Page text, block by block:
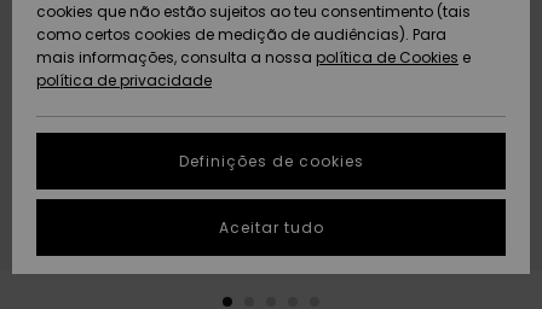
Artigos
recém-
chegados
Coleções
Artigos
recém-
chegados
Highlights
Community
AJUDA
Protecção de
dados
Guia de
tamanhos
conversa para
obteres a
resposta mais
rápida à tua
SUSTAINABILITY
PRESENTE
cookies que não estão sujeitos ao teu consentimento (tais
como certos cookies de medição de audiências). Para
mais informações, consulta a nossa política de Cookies e
política de privacidade
Definições de cookies
Aceitar tudo